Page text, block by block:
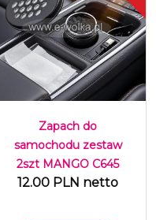
Zapach do
samochodu zestaw
2szt MANGO C645
12.00 PLN netto